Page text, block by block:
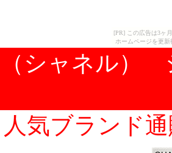
[PR] この広告は3ヶ
ホームページを更
シャネル）
人気ブランド